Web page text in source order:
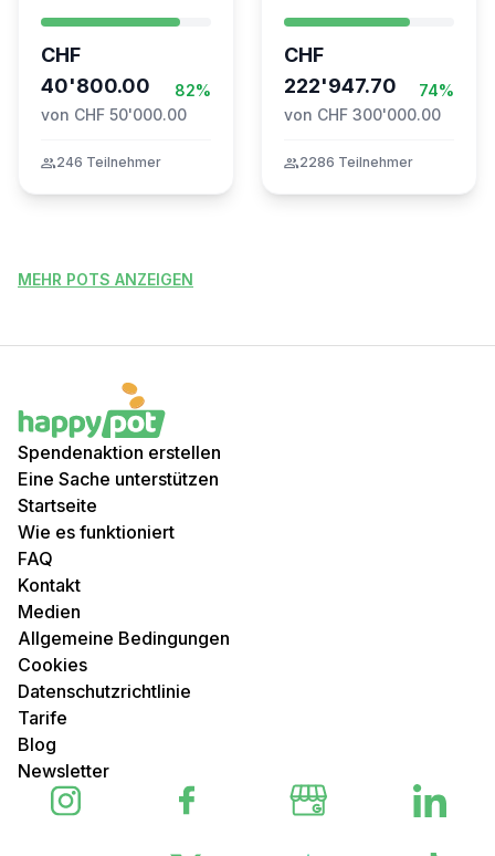
– TARDOC-
Höchstgrenze
unabhängig prüfen
CHF
40'800.00
82%
von CHF 50'000.00
group246 Teilnehmer
the Global
Movement to Gaza
CHF
222'947.70
74%
von CHF 300'000.00
group2286 Teilnehmer
MEHR POTS ANZEIGEN
Spendenaktion erstellen
Eine Sache unterstützen
Startseite
Wie es funktioniert
FAQ
Kontakt
Medien
Allgemeine Bedingungen
Cookies
Datenschutzrichtlinie
Tarife
Blog
Newsletter